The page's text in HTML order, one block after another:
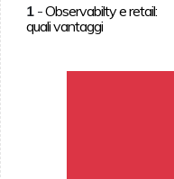
1-Observabilty e retail:
quali vantaggi